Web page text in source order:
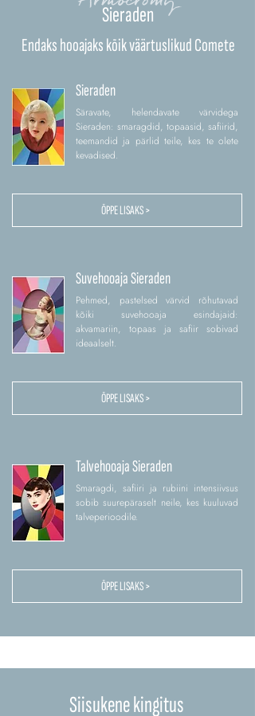
Sieraden
Endaks hooajaks kõik väärtuslikud Comete
Sieraden
Säravate, helendavate värvidega
Sieraden: smaragdid, topaasid, safiirid,
teemandid ja pärlid teile, kes te olete
kevadised.
ÕPPE LISAKS >
Suvehooaja Sieraden
Pehmed, pastelsed värvid rõhutavad
kõiki suvehooaja esindajaid:
akvamariin, topaas ja safiir sobivad
ideaalselt.
ÕPPE LISAKS >
Talvehooaja Sieraden
Smaragdi, safiiri ja rubiini intensiivsus
sobib suurepäraselt neile, kes kuuluvad
talveperioodile.
ÕPPE LISAKS >
Siisukene kingitus